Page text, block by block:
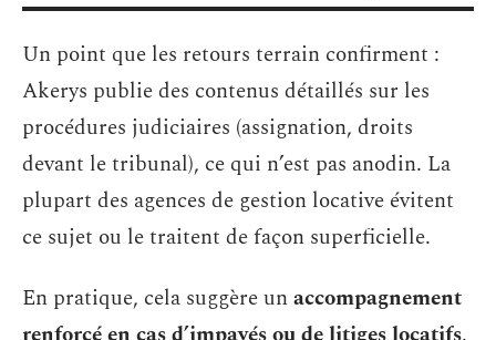
Un point que les retours terrain confirment :
Akerys publie des contenus détaillés sur les
procédures judiciaires (assignation, droits
devant le tribunal), ce qui n’est pas anodin. La
plupart des agences de gestion locative évitent
ce sujet ou le traitent de façon superficielle.
En pratique, cela suggère unaccompagnement